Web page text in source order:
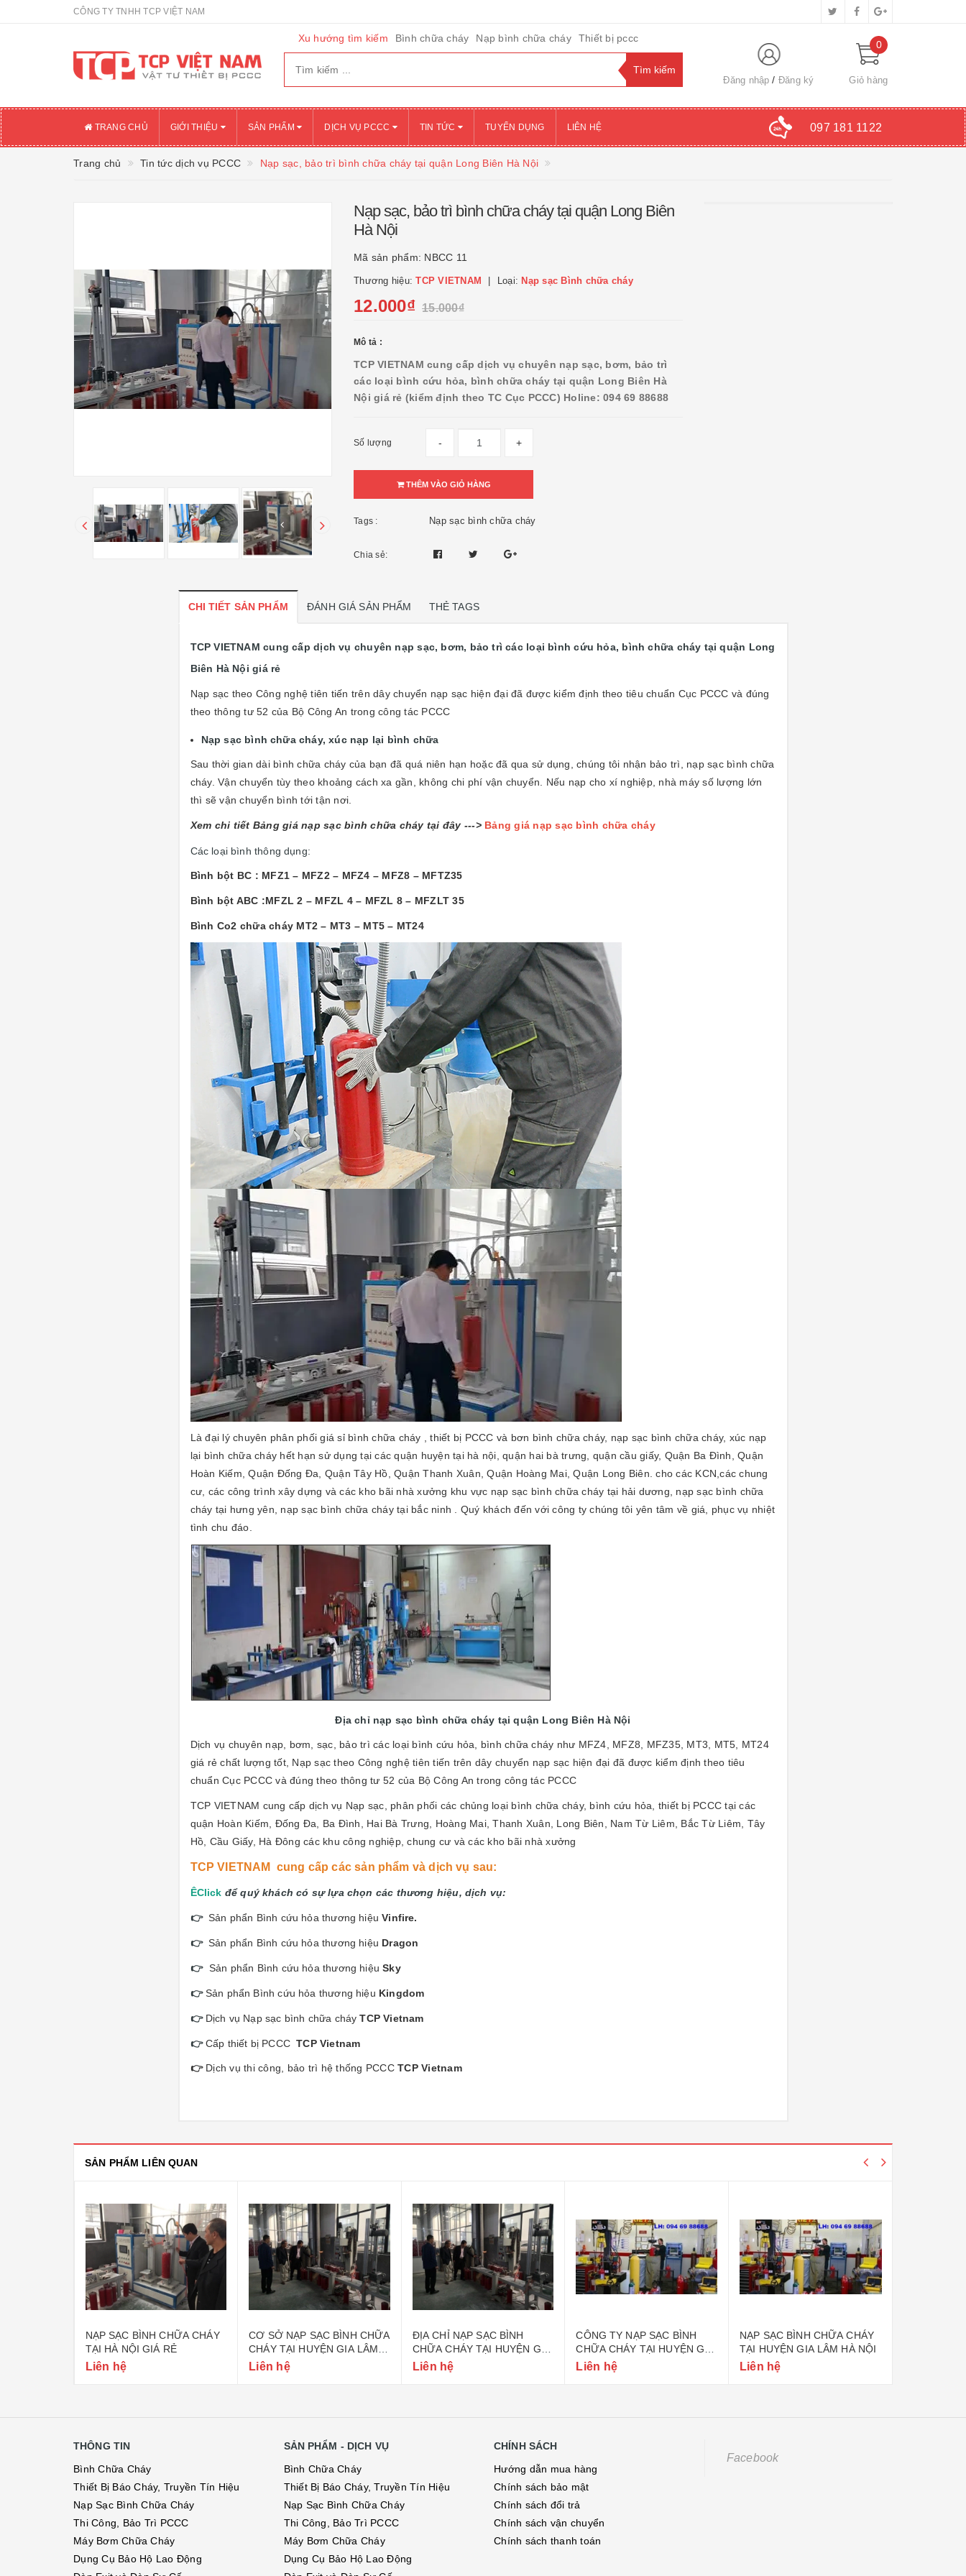
CÔNG TY TNHH TCP VIỆT NAM
Xu hướng tìm kiếm Bình chữa cháy Nạp bình chữa cháy Thiết bị pccc
Đăng nhập Đăng ký
0
Giỏ hàng
TRANG CHỦ GIỚI THIỆU SẢN PHẨM DỊCH VỤ PCCC TIN TỨC TUYỂN DỤNG LIÊN HỆ 097 181 1122
Trang chủ Tin tức dịch vụ PCCC Nạp sạc, bảo trì bình chữa cháy tại quận Long Biên Hà Nội
Nạp sạc, bảo trì bình chữa cháy tại quận Long Biên
Hà Nội
Mã sản phẩm: NBCC 11
Thương hiệu:TCP VIETNAM Loại: Nạp sạc Bình chữa cháy
12.000₫ 15.000₫
Mô tả :
TCP VIETNAM cung cấp dịch vụ chuyên nạp sạc, bơm, bảo trì
các loại bình cứu hỏa, bình chữa cháy tại quận Long Biên Hà
Nội giá rẻ (kiểm định theo TC Cục PCCC) Holine: 094 69 88688
Số lượng - +
THÊM VÀO GIỎ HÀNG
Tags : Nạp sạc bình chữa cháy
Chia sẻ:
CHI TIẾT SẢN PHẨM ĐÁNH GIÁ SẢN PHẨM THẺ TAGS
TCP VIETNAM cung cấp dịch vụ chuyên nạp sạc, bơm, bảo trì các loại bình cứu hỏa, bình chữa cháy tại quận Long
Biên Hà Nội giá rẻ
Nạp sạc theo Công nghệ tiên tiến trên dây chuyển nạp sạc hiện đại đã được kiểm định theo tiêu chuẩn Cục PCCC và đúng
theo thông tư 52 của Bộ Công An trong công tác PCCC
Nạp sạc bình chữa cháy, xúc nạp lại bình chữa
Sau thời gian dài bình chữa cháy của bạn đã quá niên hạn hoặc đã qua sử dụng, chúng tôi nhận bảo trì, nạp sạc bình chữa
cháy. Vận chuyển tùy theo khoảng cách xa gần, không chi phí vận chuyển. Nếu nạp cho xí nghiệp, nhà máy số lượng lớn
thì sẽ vận chuyển bình tới tận nơi.
Xem chi tiết Bảng giá nạp sạc bình chữa cháy tại đây ---> Bảng giá nạp sạc bình chữa cháy
Các loại bình thông dụng:
Bình bột BC : MFZ1 – MFZ2 – MFZ4 – MFZ8 – MFTZ35
Bình bột ABC :MFZL 2 – MFZL 4 – MFZL 8 – MFZLT 35
Bình Co2 chữa cháy MT2 – MT3 – MT5 – MT24
Là đại lý chuyên phân phối giá sỉ bình chữa cháy , thiết bị PCCC và bơn bình chữa cháy, nạp sạc bình chữa cháy, xúc nạp
lại bình chữa cháy hết hạn sử dụng tại các quận huyện tại hà nội, quận hai bà trưng, quận cầu giấy, Quận Ba Đình, Quận
Hoàn Kiếm, Quận Đống Đa, Quận Tây Hồ, Quận Thanh Xuân, Quận Hoàng Mai, Quận Long Biên. cho các KCN,các chung
cư, các công trình xây dựng và các kho bãi nhà xưởng khu vực nạp sạc bình chữa cháy tại hải dương, nạp sạc bình chữa
cháy tại hưng yên, nạp sạc bình chữa cháy tại bắc ninh . Quý khách đến với công ty chúng tôi yên tâm về giá, phục vụ nhiệt
tình chu đáo.
Địa chỉ nạp sạc bình chữa cháy tại quận Long Biên Hà Nội
Dịch vụ chuyên nạp, bơm, sạc, bảo trì các loại bình cứu hỏa, bình chữa cháy như MFZ4, MFZ8, MFZ35, MT3, MT5, MT24
giá rẻ chất lượng tốt, Nạp sạc theo Công nghệ tiên tiến trên dây chuyển nạp sạc hiện đại đã được kiểm định theo tiêu
chuẩn Cục PCCC và đúng theo thông tư 52 của Bộ Công An trong công tác PCCC
TCP VIETNAM cung cấp dịch vụ Nạp sạc, phân phối các chủng loại bình chữa cháy, bình cứu hỏa, thiết bị PCCC tại các
quận Hoàn Kiếm, Đống Đa, Ba Đình, Hai Bà Trưng, Hoàng Mai, Thanh Xuân, Long Biên, Nam Từ Liêm, Bắc Từ Liêm, Tây
Hồ, Cầu Giấy, Hà Đông các khu công nghiệp, chung cư và các kho bãi nhà xưởng
TCP VIETNAM cung cấp các sản phẩm và dịch vụ sau:
ÊClick để quý khách có sự lựa chọn các thương hiệu, dịch vụ:
👉Sản phẩn Bình cứu hỏa thương hiệuVinfire.
👉Sản phẩn Bình cứu hỏa thương hiệu Dragon
👉 Sản phẩn Bình cứu hỏa thương hiệuSky
👉Sản phẩn Bình cứu hỏa thương hiệu Kingdom
👉 Dịch vụ Nạp sạc bình chữa cháyTCP Vietnam
👉Cấp thiết bị PCCCTCP Vietnam
👉 Dịch vụ thi công, bảo trì hệ thống PCCC TCP Vietnam
SẢN PHẨM LIÊN QUAN
NẠP SẠC BÌNH CHỮA CHÁY
TẠI HÀ NỘI GIÁ RẺ
Liên hệ
CƠ SỞ NẠP SẠC BÌNH CHỮA
CHÁY TẠI HUYỆN GIA LÂM
HÀ NỘI
Liên hệ
ĐỊA CHỈ NẠP SẠC BÌNH
CHỮA CHÁY TẠI HUYỆN GIA
LÂM HÀ NỘI
Liên hệ
CÔNG TY NẠP SẠC BÌNH
CHỮA CHÁY TẠI HUYỆN GIA
LÂM HÀ NỘI
Liên hệ
NẠP SẠC BÌNH CHỮA CHÁY
TẠI HUYỆN GIA LÂM HÀ NỘI
Liên hệ
THÔNG TIN
Bình Chữa Cháy
Thiết Bị Báo Cháy, Truyền Tín Hiệu
Nạp Sạc Bình Chữa Cháy
Thi Công, Bảo Trì PCCC
Máy Bơm Chữa Cháy
Dụng Cụ Bảo Hộ Lao Động
SẢN PHẨM - DỊCH VỤ
Bình Chữa Cháy
Thiết Bị Báo Cháy, Truyền Tín Hiệu
Nạp Sạc Bình Chữa Cháy
Thi Công, Bảo Trì PCCC
Máy Bơm Chữa Cháy
Dụng Cụ Bảo Hộ Lao Động
CHÍNH SÁCH
Hướng dẫn mua hàng
Chính sách bảo mật
Chính sách đổi trả
Chính sách vận chuyển
Chính sách thanh toán
Facebook